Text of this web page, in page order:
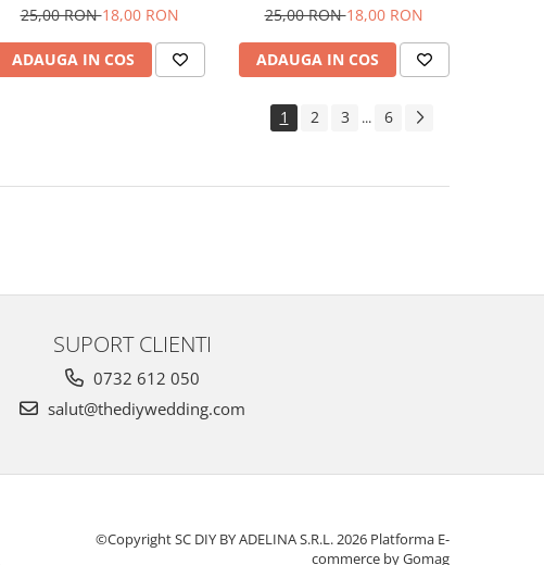
25,00 RON18,00 RON
ADAUGA IN COS
25,00 RON18,00 RON
ADAUGA IN COS
1 2 3 ... 6
SUPORT CLIENTI
0732 612 050
salut@thediywedding.com
©Copyright SC DIY BY ADELINA S.R.L. 2026 Platforma E-
commerce by Gomag